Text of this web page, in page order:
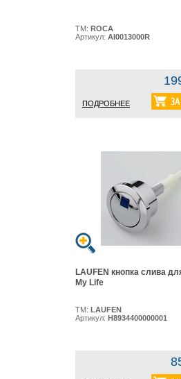
ТМ: ROCA
Артикул: AI0013000R
ПОДРОБНЕЕ
LAUFEN кнопка слива
My Life
ТМ: LAUFEN
Артикул: H8934400000001